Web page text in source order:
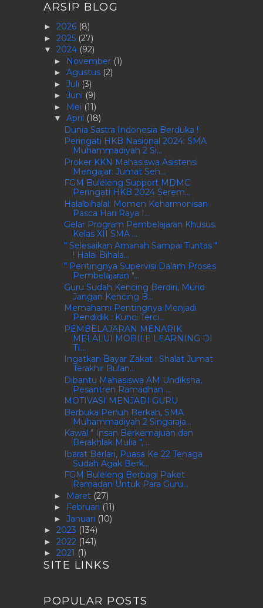
ARSIP BLOG
► 2026 (8)
► 2025 (27)
▼ 2024 (92)
► November (1)
► Agustus (2)
► Juli (3)
► Juni (9)
► Mei (11)
▼ April (18)
Dunia Sastra Indonesia Berduka !
Peringati HKB Nasional 2024: SMA
Muhammadiyah 2 Si...
Proker KKN Mahasiswa Asistensi
Mengajar: Jumat Seh...
FGM Buleleng Support MDMC
Peringati HKB 2024 Serem...
Halalbihalal: Momen Keharmonisan
Pasca Hari Raya I...
Gelar Program Pembelajaran Khusus.
Kelas XII SMA ...
" Selesaikan Amanah Sampai Tuntas "
! Halal Bihala...
" Pentingnya Supervisi Dalam Proses
Pembelajaran "...
Guru Sudah Kencing Berdiri, Murid
Jangan Kencing B...
Memahami Pentingnya Menjadi
Pendidik : Kunci Terci...
PEMBELAJARAN MENARIK
MELALUI MOBILE LEARNING DI
TI...
Ingatkan Bayar Zakat : Shalat Jumat
Terakhir Bulan...
Dibantu Mahasiswa AM Undiksha,
Pesantren Ramadhan ...
MOTIVASI MENJADI GURU
Berbuka Penuh Berkah, SMA
Muhammadiyah 2 Singaraja...
Kawal " Insan Berkemajuan dan
Berakhlak Mulia ", ...
Ibarat Berlari, Puasa Ke 22 Tenaga
Sudah Agak Berk...
FGM Buleleng Berbagi Paket
Ramadan Untuk Para Guru...
► Maret (27)
► Februari (11)
► Januari (10)
► 2023 (134)
► 2022 (141)
► 2021 (1)
SITE LINKS
POPULAR POSTS